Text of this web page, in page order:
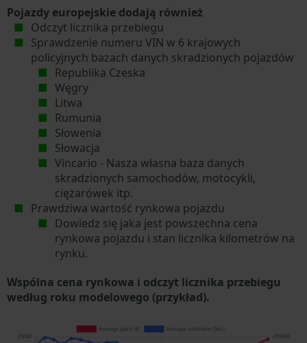
Pojazdy europejskie dodają również
Odczyt licznika przebiegu
Sprawdzenie numeru VIN w 6 krajowych
policyjnych bazach danych skradzionych pojazdów
Republika Czeska
Węgry
Litwa
Rumunia
Słowenia
Słowacja
Vincario - Nasza własna baza danych
skradzionych samochodów, motocykli,
ciężarówek itp.
Prawdziwa wartość rynkowa pojazdu
Dowiedz się jaka jest powszechna cena
rynkowa pojazdu i stan licznika kilometrów na
rynku.
Wspólna cena rynkowa i odczyt licznika przebiegu
według roku modelowego (przykład).